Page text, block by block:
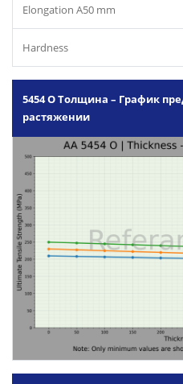
Elongation A50 mm
Hardness
5454 O Толщина – График
растяжении